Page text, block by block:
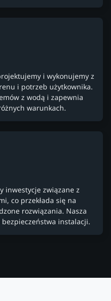
i wykonujemy z
i potrzeb użytkownika.
z wodą i zapewnia
warunkach.
inwestycje związane z
co przekłada się na
rozwiązania. Nasza
instalacji.